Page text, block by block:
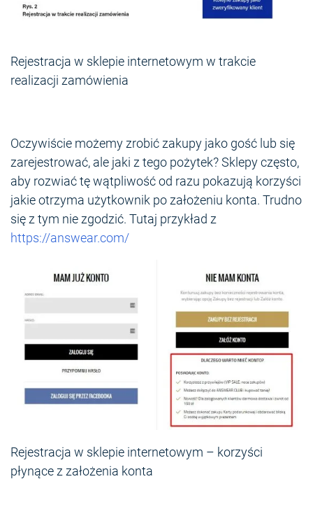
Rejestracja w sklepie internetowym w trakcie
realizacji zamówienia
Oczywiście możemy zrobić zakupy jako gość lub się
zarejestrować, ale jaki z tego pożytek? Sklepy często,
aby rozwiać tę wątpliwość od razu pokazują korzyści
jakie otrzyma użytkownik po założeniu konta. Trudno
się z tym nie zgodzić. Tutaj przykład z
https://answear.com/
Rejestracja w sklepie internetowym – korzyści
płynące z założenia konta